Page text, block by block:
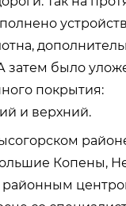
затем было
покрытия:
и верхний.
Копены,